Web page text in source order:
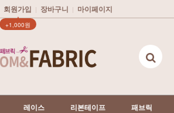
회원가입 |
▲
+1,000원
장바구니 | 마이페이지
레이스 리본테이프
패브릭